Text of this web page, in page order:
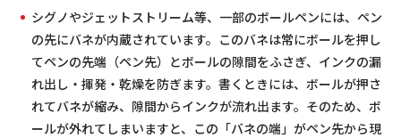
シグノやジェットストリーム等、一部のボールペンには、ペン
の先にバネが内蔵されています。このバネは常にボールを押し
てペンの先端（ペン先）とボールの隙間をふさぎ、インクの漏
れ出し・揮発・乾燥を防ぎます。書くときには、ボールが押さ
れてバネが縮み、隙間からインクが流れ出ます。そのため、ボ
ールが外れてしまいますと、この「バネの端」がペン先から現